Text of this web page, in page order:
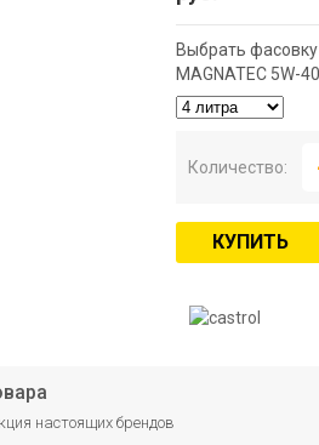
Выбрать
MAGNATEC 5W-
Количество:
КУПИТЬ
настоящих брендов